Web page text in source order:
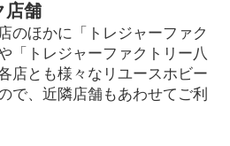
店舗
のほかに「トレジャーファク
「トレジャーファクトリー八
店とも様々なリユースホビー
で、近隣店舗もあわせてご利